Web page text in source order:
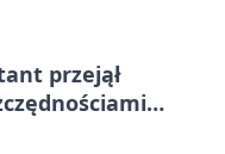
przejął